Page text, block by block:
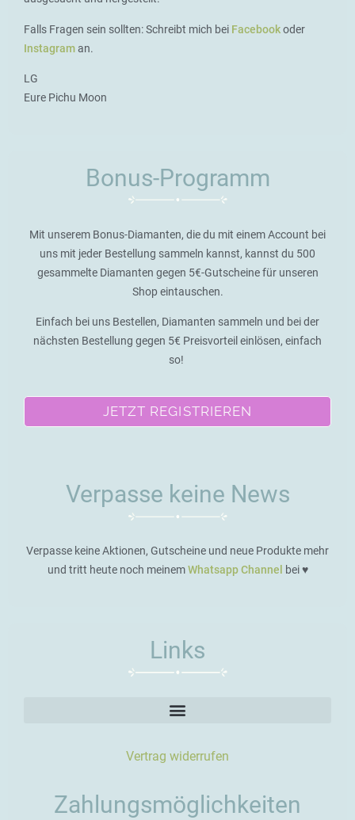
Falls Fragen sein sollten: Schreibt mich bei Facebookoder
Instagraman.
LG
Eure Pichu Moon
Bonus-Programm
Mit unserem Bonus-Diamanten, die du mit einem Account bei
uns mit jeder Bestellung sammeln kannst, kannst du 500
gesammelte Diamanten gegen 5€-Gutscheine für unseren
Shop eintauschen.
Einfach bei uns Bestellen, Diamanten sammeln und bei der
nächsten Bestellung gegen 5€ Preisvorteil einlösen, einfach
so!
JETZT REGISTRIEREN
Verpasse keine News
Verpasse keine Aktionen, Gutscheine und neue Produkte mehr
und tritt heute noch meinemWhatsapp Channel bei ♥️
Links
Vertrag widerrufen
Zahlungsmöglichkeiten